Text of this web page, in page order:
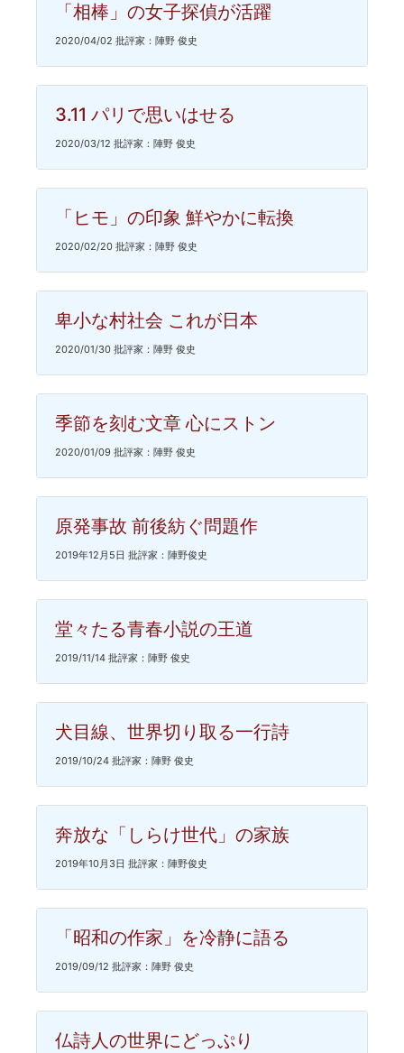
「相棒」の女子探偵が活躍
2020/04/02 批評家：陣野 俊史
3.11 パリで思いはせる
2020/03/12 批評家：陣野 俊史
「ヒモ」の印象 鮮やかに転換
2020/02/20 批評家：陣野 俊史
卑小な村社会 これが日本
2020/01/30 批評家：陣野 俊史
季節を刻む文章 心にストン
2020/01/09 批評家：陣野 俊史
原発事故 前後紡ぐ問題作
2019年12月5日 批評家：陣野俊史
堂々たる青春小説の王道
2019/11/14 批評家：陣野 俊史
犬目線、世界切り取る一行詩
2019/10/24 批評家：陣野 俊史
奔放な「しらけ世代」の家族
2019年10月3日 批評家：陣野俊史
「昭和の作家」を冷静に語る
2019/09/12 批評家：陣野 俊史
仏詩人の世界にどっぷり